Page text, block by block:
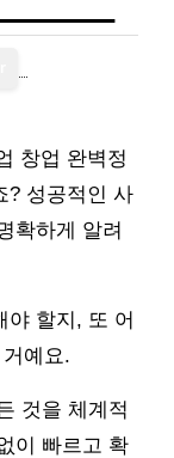
창업 완벽정
? 성공적인 사
확하게 알려
야 할지, 또 어
예요.
것을 체계적
이 빠르고 확